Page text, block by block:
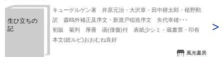
生ひ立ちの
記
キューゲルゲン著 井原元治・大沢章・田中耕太郎・植野勲
訳 森鴎外補正及序文・新渡戸稲造序文 矢代幸雄･･･
初版 菊判 厚冊 函(僅傷)付 表紙少シミ・蔵書票・印有
本文(総ルビ)おおむね良好
風光書房